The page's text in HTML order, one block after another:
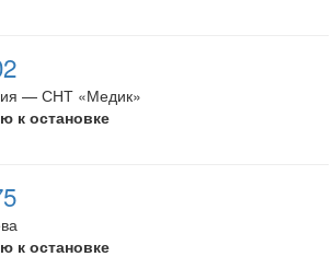
— СНТ «Медик»
к остановке
к остановке